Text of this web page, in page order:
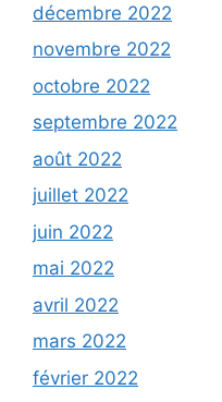
décembre 2022
novembre 2022
octobre 2022
septembre 2022
août 2022
juillet 2022
juin 2022
mai 2022
avril 2022
mars 2022
février 2022